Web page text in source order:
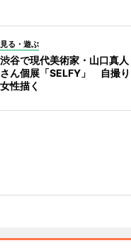
見る・遊ぶ
渋谷で現代美術家・山口真人
さん個展「SELFY」 自撮り
女性描く